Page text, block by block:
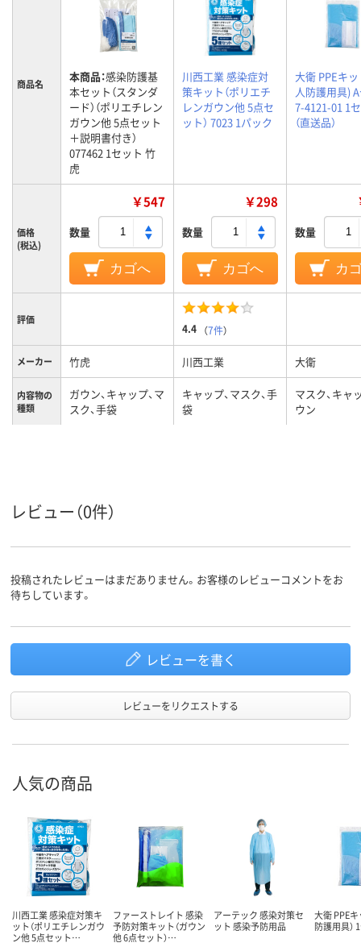
商品名 本商品：感染防護基
本セット（スタンダ
ード）（ポリエチレン
ガウン他 5点セット
＋説明書付き）
077462 1セット 竹
虎
川西工業 感染症対
策キット（ポリエチ
レンガウン他 5点セ
ット） 7023 1パック
大衛 PPEキ
人防護用具)
7-4121-01 1
（直送品）
価格
(税込)
￥547
数量
カゴへ
￥298
数量
カゴへ
数量
カ
評価
4.4 （7件）
メーカー 竹虎 川西工業 大衛
内容物の
種類
ガウン、キャップ、マ
スク、手袋
キャップ、マスク、手
袋
マスク、キャ
ウン
レビュー（0件）
投稿されたレビューはまだありません。お客様のレビューコメントをお
待ちしています。
レビューを書く
レビューをリクエストする
人気の商品
川西工業 感染症対策キ
ット（ポリエチレンガウ
ン他 5点セット…
ファーストレイト 感染
予防対策キット（ガウン
他 6点セット）…
アーテック 感染対策セ
ット 感染予防用品
大衛 PPEキ
防護用具）